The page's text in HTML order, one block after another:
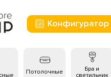
Конфигуратор
Потолочные
Бра и
светильник